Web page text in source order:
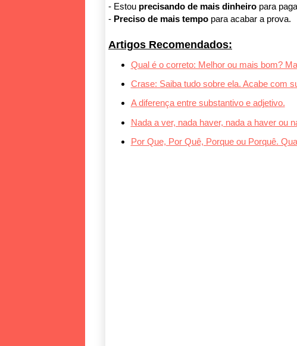
- Estou precisando de mais dinheiro para
- Preciso de mais tempo para acabar a prova.
Artigos Recomendados:
Qual é o correto: Melhor ou mais bom?
Crase: Saiba tudo sobre ela. Acabe com
A diferença entre substantivo e adjetivo.
Nada a ver, nada haver, nada a haver ou
Por Que, Por Quê, Porque ou Porquê.